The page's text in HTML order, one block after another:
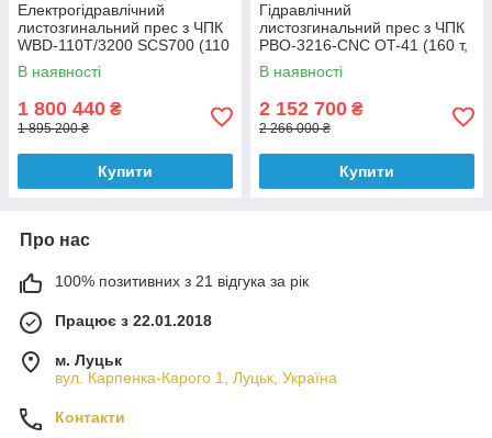
Електрогідравлічний
листозгинальний прес з ЧПК
WBD-110T/3200 SCS700 (110
т, 3200 мм)
В наявності
1 800 440 ₴
1 895 200 ₴
Купити
Гідравлічний
листозгинальний прес з ЧПК
PBO-3216-CNC OT-41 (160 т,
3200 мм) Y1-Y2-X-R
В наявності
2 152 700 ₴
2 266 000 ₴
Купити
Про нас
100% позитивних з 21 відгука за рік
Працює з 22.01.2018
м. Луцьк
вул. Карпенка-Карого 1, Луцьк, Україна
Контакти